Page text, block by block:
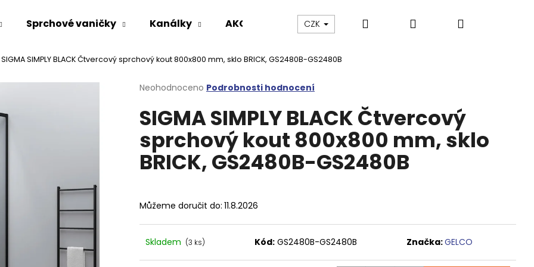
Sprchové vaničky Kanálky AKCE % Výprodej Vany a umyvadla
CZK Hledat PřihlášeníNákupní
SIGMA SIMPLY BLACK Čtvercový sprchový kout 800x800 mm, sklo BRICK, GS2480B-GS2480B
Průměrné
produktu
je
z
5
hvězdiček.
Neohodnoceno Podrobnosti hodnocení
SIGMA SIMPLY BLACK Čtvercový
sprchový kout 800x800 mm, sklo
BRICK, GS2480B-GS2480B
Můžeme doručit do: 11.8.2026
Skladem (3 ks) Kód: GS2480B-GS2480B Značka:GELCO
Co potřebujete najít?
HLEDAT
VARIO SPRCHOVÁ ZÁSTĚNA 1000 MM VOLCANO CHROM SPRCHOVÉ DVEŘE